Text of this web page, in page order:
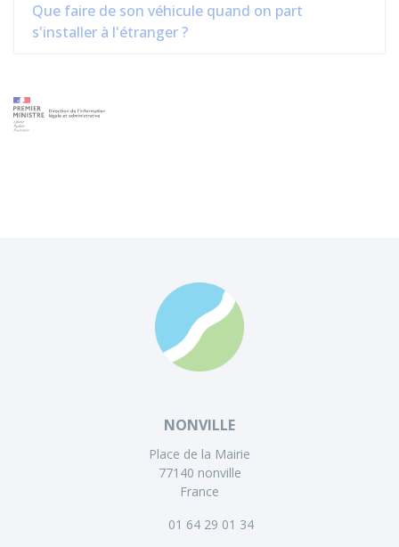
Que faire de son véhicule quand on part
s'installer à l'étranger ?
NONVILLE
Place de la Mairie
77140 nonville
France
01 64 29 01 34